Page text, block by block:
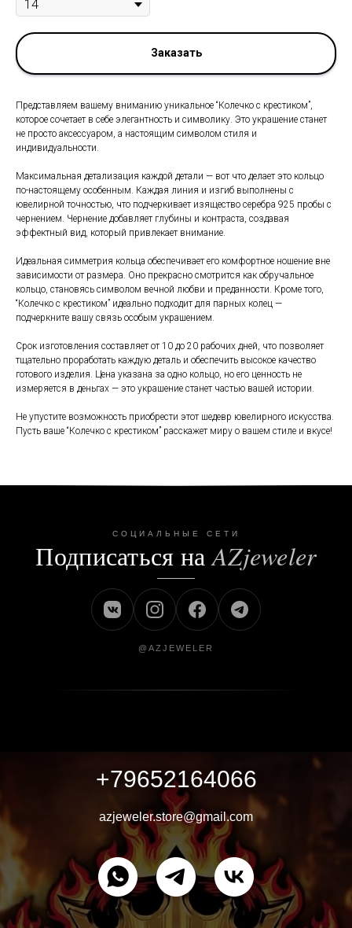
Заказать
Представляем вашему вниманию уникальное “Колечко с крестиком”,
которое сочетает в себе элегантность и символику. Это украшение станет
не просто аксессуаром, а настоящим символом стиля и
индивидуальности.
Максимальная детализация каждой детали — вот что делает это кольцо
по-настоящему особенным. Каждая линия и изгиб выполнены с
ювелирной точностью, что подчеркивает изящество серебра 925 пробы с
чернением. Чернение добавляет глубины и контраста, создавая
эффектный вид, который привлекает внимание.
Идеальная симметрия кольца обеспечивает его комфортное ношение вне
зависимости от размера. Оно прекрасно смотрится как обручальное
кольцо, становясь символом вечной любви и преданности. Кроме того,
“Колечко с крестиком” идеально подходит для парных колец —
подчеркните вашу связь особым украшением.
Срок изготовления составляет от 10 до 20 рабочих дней, что позволяет
тщательно проработать каждую деталь и обеспечить высокое качество
готового изделия. Цена указана за одно кольцо, но его ценность не
измеряется в деньгах — это украшение станет частью вашей истории.
Не упустите возможность приобрести этот шедевр ювелирного искусства.
Пусть ваше “Колечко с крестиком” расскажет миру о вашем стиле и вкусе!
СОЦИАЛЬНЫЕ СЕТИ
Подписаться наAZjeweler
@AZJEWELER
+79652164066
azjeweler.store@gmail.com